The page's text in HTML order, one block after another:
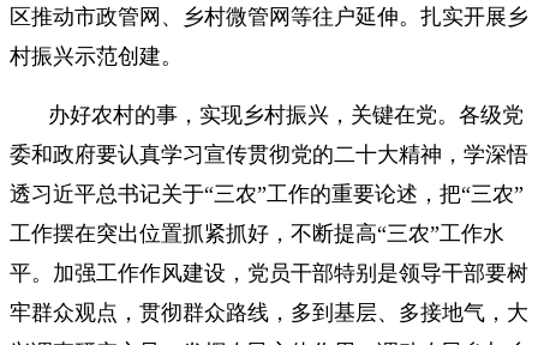
区推动市政管网、乡村微管网等往户延伸。扎实开展乡
村振兴示范创建。
办好农村的事，实现乡村振兴，关键在党。各级党
委和政府要认真学习宣传贯彻党的二十大精神，学深悟
透习近平总书记关于“三农”工作的重要论述，把“三农”
工作摆在突出位置抓紧抓好，不断提高“三农”工作水
平。加强工作作风建设，党员干部特别是领导干部要树
牢群众观点，贯彻群众路线，多到基层、多接地气，大